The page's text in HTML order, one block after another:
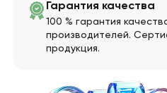
Гарантия качества
100 % гарантия
производителей.
продукция.